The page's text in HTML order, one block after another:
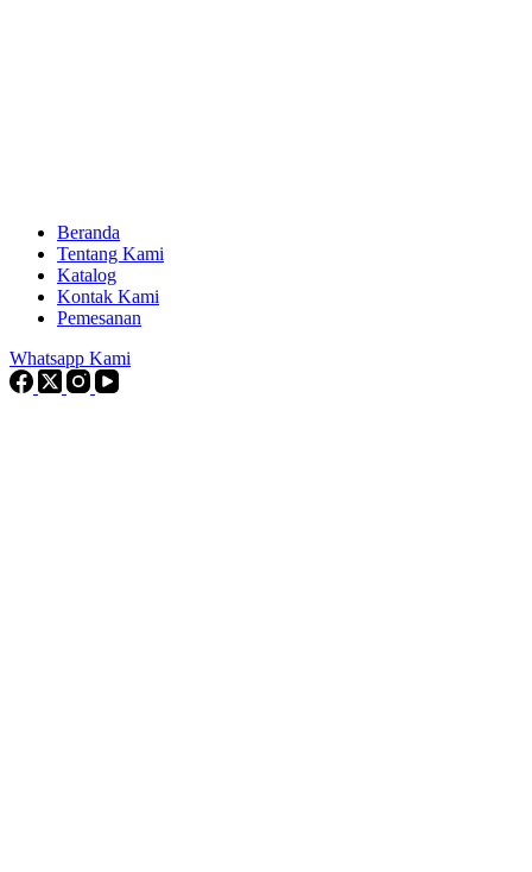
Beranda
Tentang Kami
Katalog
Kontak Kami
Pemesanan
Whatsapp Kami